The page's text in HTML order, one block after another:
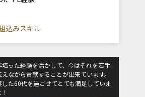
込みスキル
培った経験を活かして、今はそれを若手
えながら貢献することが出来ています。
した60代を過ごせてとても満足していま